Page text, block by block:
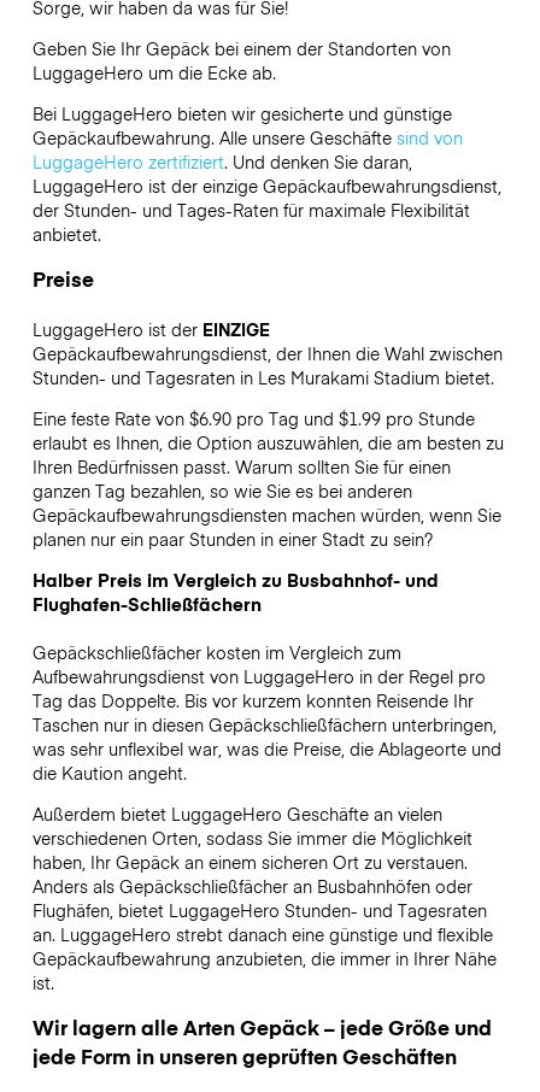
Sorge, wir haben da was für Sie!
Geben Sie Ihr Gepäck bei einem der Standorten von
LuggageHero um die Ecke ab.
Bei LuggageHero bieten wir gesicherte und günstige
Gepäckaufbewahrung. Alle unsere Geschäfte sind von
LuggageHero zertifiziert. Und denken Sie daran,
LuggageHero ist der einzige Gepäckaufbewahrungsdienst,
der Stunden- und Tages-Raten für maximale Flexibilität
anbietet.
Preise
LuggageHero ist der EINZIGE
Gepäckaufbewahrungsdienst, der Ihnen die Wahl zwischen
Stunden- und Tagesraten in Les Murakami Stadium bietet.
Eine feste Rate von $6.90 pro Tag und $1.99 pro Stunde
erlaubt es Ihnen, die Option auszuwählen, die am besten zu
Ihren Bedürfnissen passt. Warum sollten Sie für einen
ganzen Tag bezahlen, so wie Sie es bei anderen
Gepäckaufbewahrungsdiensten machen würden, wenn Sie
planen nur ein paar Stunden in einer Stadt zu sein?
Halber Preis im Vergleich zu Busbahnhof- und
Flughafen-Schließfächern
Gepäckschließfächer kosten im Vergleich zum
Aufbewahrungsdienst von LuggageHero in der Regel pro
Tag das Doppelte. Bis vor kurzem konnten Reisende Ihr
Taschen nur in diesen Gepäckschließfächern unterbringen,
was sehr unflexibel war, was die Preise, die Ablageorte und
die Kaution angeht.
Außerdem bietet LuggageHero Geschäfte an vielen
verschiedenen Orten, sodass Sie immer die Möglichkeit
haben, Ihr Gepäck an einem sicheren Ort zu verstauen.
Anders als Gepäckschließfächer an Busbahnhöfen oder
Flughäfen, bietet LuggageHero Stunden- und Tagesraten
an. LuggageHero strebt danach eine günstige und flexible
Gepäckaufbewahrung anzubieten, die immer in Ihrer Nähe
ist.
Wir lagern alle Arten Gepäck – jede Größe und
jede Form in unseren geprüften Geschäften